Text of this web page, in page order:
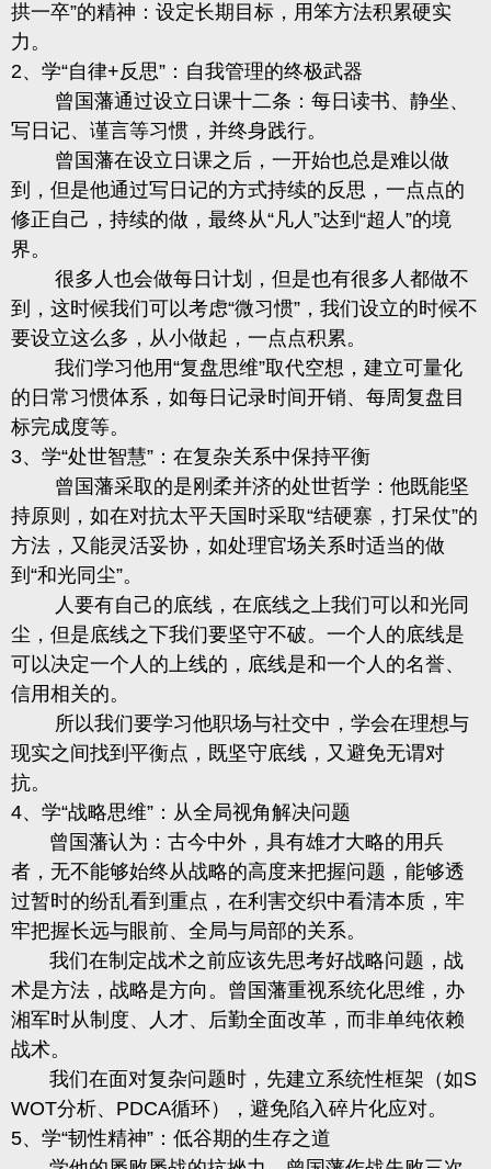
拱一卒”的精神：设定长期目标，用笨方法积累硬实
力。
2、 学“自律+反思”：自我管理的终极武器
曾国藩通过设立日课十二条：每日读书、静坐、
写日记、谨言等习惯，并终身践行。
曾国藩在设立日课之后，一开始也总是难以做
到，但是他通过写日记的方式持续的反思，一点点的
修正自己，持续的做，最终从“凡人”达到“超人”的境
界。
很多人也会做每日计划，但是也有很多人都做不
到，这时候我们可以考虑“微习惯”，我们设立的时候不
要设立这么多，从小做起，一点点积累。
我们学习他用“复盘思维”取代空想，建立可量化
的日常习惯体系，如每日记录时间开销、每周复盘目
标完成度等。
3、学“处世智慧”：在复杂关系中保持平衡
曾国藩采取的是刚柔并济的处世哲学：他既能坚
持原则，如在对抗太平天国时采取“结硬寨，打呆仗”的
方法，又能灵活妥协，如处理官场关系时适当的做
到“和光同尘”。
人要有自己的底线，在底线之上我们可以和光同
尘，但是底线之下我们要坚守不破。一个人的底线是
可以决定一个人的上线的，底线是和一个人的名誉、
信用相关的。
所以我们要学习他职场与社交中，学会在理想与
现实之间找到平衡点，既坚守底线，又避免无谓对
抗。
4、学“战略思维”：从全局视角解决问题
曾国藩认为： 古今中外，具有雄才大略的用兵
者，无不能够始终从战略的高度来把握问题，能够透
过暂时的纷乱看到重点，在利害交织中看清本质，牢
牢把握长远与眼前、全局与局部的关系。
我们在制定战术之前应该先思考好战略问题，战
术是方法，战略是方向。 曾国藩重视系统化思维，办
湘军时从制度、人才、后勤全面改革，而非单纯依赖
战术。
我们在面对复杂问题时，先建立系统性框架（如S
WOT分析、PDCA循环），避免陷入碎片化应对。
5、学“韧性精神”：低谷期的生存之道